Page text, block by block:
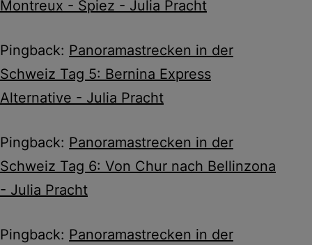
Montreux - Spiez - Julia Pracht
Pingback: Panoramastrecken in der
Schweiz Tag 5: Bernina Express
Alternative - Julia Pracht
Pingback: Panoramastrecken in der
Schweiz Tag 6: Von Chur nach Bellinzona
- Julia Pracht
Pingback: Panoramastrecken in der